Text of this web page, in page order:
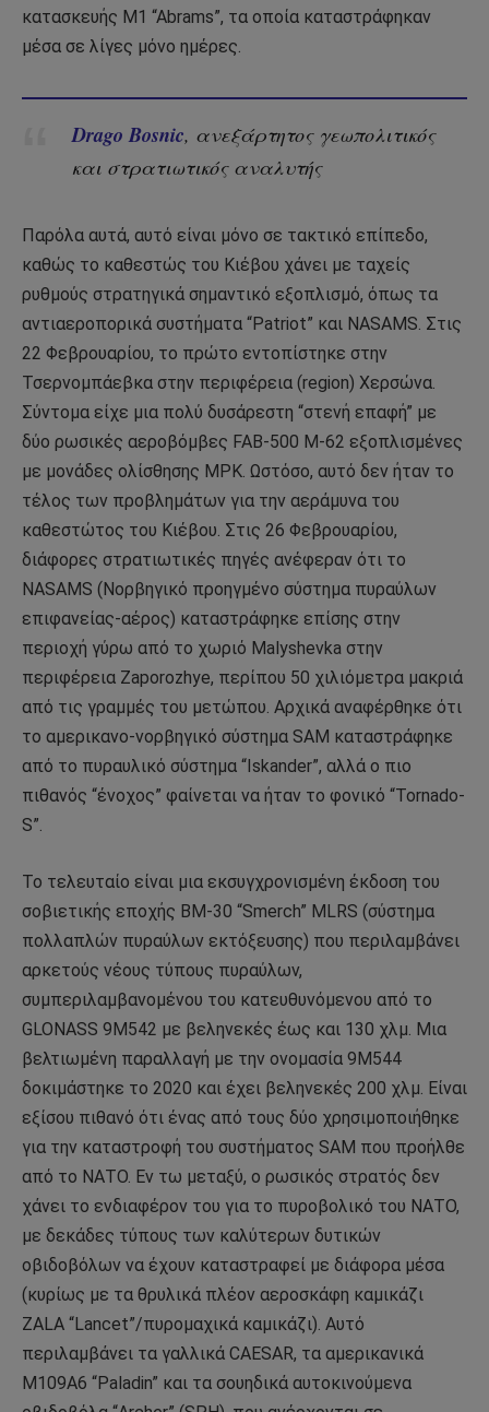
κατασκευής M1 “Abrams”, τα οποία καταστράφηκαν
μέσα σε λίγες μόνο ημέρες.
Drago Bosnic, ανεξάρτητος γεωπολιτικός
και στρατιωτικός αναλυτής
Παρόλα αυτά, αυτό είναι μόνο σε τακτικό επίπεδο,
καθώς το καθεστώς του Κιέβου χάνει με ταχείς
ρυθμούς στρατηγικά σημαντικό εξοπλισμό, όπως τα
αντιαεροπορικά συστήματα “Patriot” και NASAMS. Στις
22 Φεβρουαρίου, το πρώτο εντοπίστηκε στην
Τσερνομπάεβκα στην περιφέρεια (region) Χερσώνα.
Σύντομα είχε μια πολύ δυσάρεστη “στενή επαφή” με
δύο ρωσικές αεροβόμβες FAB-500 M-62 εξοπλισμένες
με μονάδες ολίσθησης MPK. Ωστόσο, αυτό δεν ήταν το
τέλος των προβλημάτων για την αεράμυνα του
καθεστώτος του Κιέβου. Στις 26 Φεβρουαρίου,
διάφορες στρατιωτικές πηγές ανέφεραν ότι το
NASAMS (Νορβηγικό προηγμένο σύστημα πυραύλων
επιφανείας-αέρος) καταστράφηκε επίσης στην
περιοχή γύρω από το χωριό Malyshevka στην
περιφέρεια Zaporozhye, περίπου 50 χιλιόμετρα μακριά
από τις γραμμές του μετώπου. Αρχικά αναφέρθηκε ότι
το αμερικανο-νορβηγικό σύστημα SAM καταστράφηκε
από το πυραυλικό σύστημα “Iskander”, αλλά ο πιο
πιθανός “ένοχος” φαίνεται να ήταν το φονικό “Tornado-
S”.
Το τελευταίο είναι μια εκσυγχρονισμένη έκδοση του
σοβιετικής εποχής BM-30 “Smerch” MLRS (σύστημα
πολλαπλών πυραύλων εκτόξευσης) που περιλαμβάνει
αρκετούς νέους τύπους πυραύλων,
συμπεριλαμβανομένου του κατευθυνόμενου από το
GLONASS 9M542 με βεληνεκές έως και 130 χλμ. Μια
βελτιωμένη παραλλαγή με την ονομασία 9M544
δοκιμάστηκε το 2020 και έχει βεληνεκές 200 χλμ. Είναι
εξίσου πιθανό ότι ένας από τους δύο χρησιμοποιήθηκε
για την καταστροφή του συστήματος SAM που προήλθε
από το ΝΑΤΟ. Εν τω μεταξύ, ο ρωσικός στρατός δεν
χάνει το ενδιαφέρον του για το πυροβολικό του ΝΑΤΟ,
με δεκάδες τύπους των καλύτερων δυτικών
οβιδοβόλων να έχουν καταστραφεί με διάφορα μέσα
(κυρίως με τα θρυλικά πλέον αεροσκάφη καμικάζι
ZALA “Lancet”/πυρομαχικά καμικάζι). Αυτό
περιλαμβάνει τα γαλλικά CAESAR, τα αμερικανικά
M109A6 “Paladin” και τα σουηδικά αυτοκινούμενα